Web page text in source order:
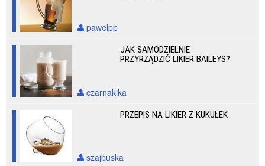
pawelpp
JAK SAMODZIELNIE
PRZYRZĄDZIĆ LIKIER BAILEYS?
czarnakika
PRZEPIS NA LIKIER Z KUKUŁEK
szajbuska